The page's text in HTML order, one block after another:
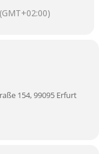
(GMT+02:00)
154, 99095 Erfurt